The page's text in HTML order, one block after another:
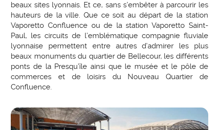
beaux sites lyonnais. Et ce, sans s’embêter à parcourir les
hauteurs de la ville. Que ce soit au départ de la station
Vaporetto Confluence ou de la station Vaporetto Saint-
Paul, les circuits de l’emblématique compagnie fluviale
lyonnaise permettent entre autres d’admirer les plus
beaux monuments du quartier de Bellecour, les différents
ponts de la Presqu’île ainsi que le musée et le pôle de
commerces et de loisirs du Nouveau Quartier de
Confluence.